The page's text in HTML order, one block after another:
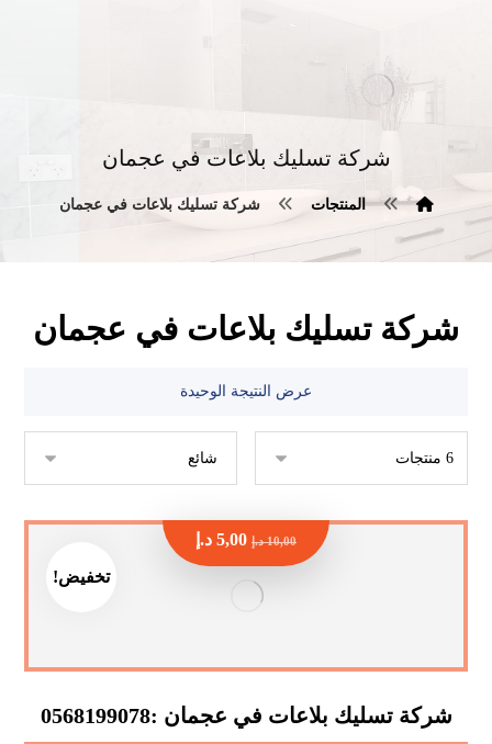
شركة تسليك بلاعات في عجمان
المنتجات شركة تسليك بلاعات في عجمان
شركة تسليك بلاعات في عجمان
عرض النتيجة الوحيدة
تخفيض!
شركة تسليك بلاعات في عجمان :0568199078
10,00 د.إ 5,00 د.إ